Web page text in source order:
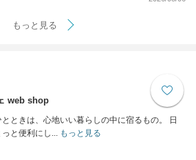
もっと見る
web shop
ときは、心地いい暮らしの中に宿るもの。 日
と便利にし...もっと見る